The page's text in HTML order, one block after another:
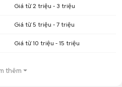
Giá từ 2 triệu - 3 triệu
Giá từ 5 triệu - 7 triệu
Giá từ 10 triệu - 15 triệu
thêm